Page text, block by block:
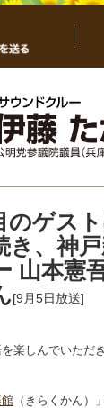
のゲス
き、神
山本憲
[9月5日放送]
楽しんでいただ
（きらくかん）